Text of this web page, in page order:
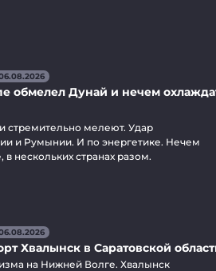
обмелел Дунай и нечем
стремительно мелеют. Удар
и Румынии. И по энергетике. Нечем
нескольких странах разом.
Хвалынск в Саратовской
на Нижней Волге. Хвалынск